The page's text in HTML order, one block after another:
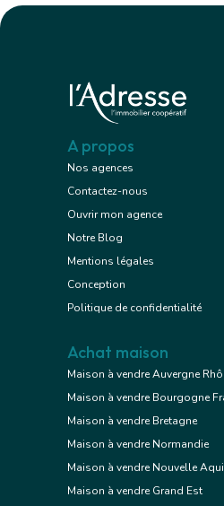
A propos
Nos agences
Contactez-nous
Ouvrir mon agence
Notre Blog
Mentions légales
Conception
Politique de confidentialité
Achat maison
Maison à vendre Auvergne
Maison à vendre Bourgogne
Maison à vendre Bretagne
Maison à vendre Normandie
Maison à vendre Nouvelle
Maison à vendre Grand Est